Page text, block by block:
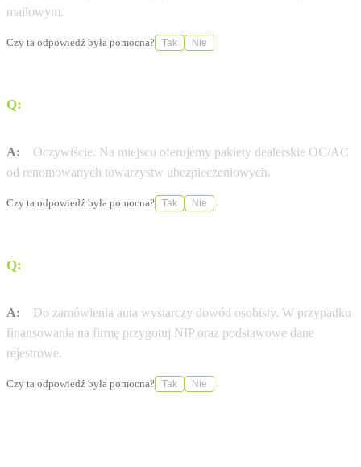
mailowym.
Czy ta odpowiedź była pomocna? Tak Nie
Q:
A:
Oczywiście. Na miejscu oferujemy pakiety dealerskie OC/AC
od renomowanych towarzystw ubezpieczeniowych.
Czy ta odpowiedź była pomocna? Tak Nie
Q:
A:
Do zamówienia auta wystarczy dowód osobisty. W przypadku
finansowania na firmę przygotuj NIP oraz podstawowe dane
rejestrowe.
Czy ta odpowiedź była pomocna? Tak Nie